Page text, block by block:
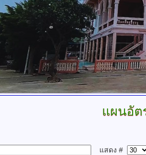
แผนอัต
แสดง #